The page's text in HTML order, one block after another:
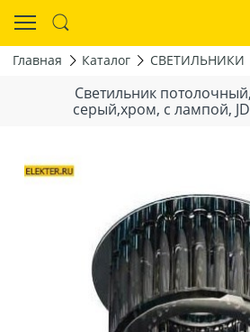
Главная Каталог СВЕТИЛЬНИКИ
Светильник
серый,хром, с лампой,